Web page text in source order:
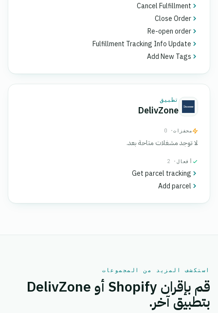
Cancel Fulfillment
Close Order
Re-open order
Fulfillment Tracking Info Update
Add New Tags
تطبيق
DelivZone
محفزات· 0
لا توجد مشغلات متاحة بعد.
أفعال · 2
Get parcel tracking
Add parcel
استكشف المزيد من المجموعات
قم بإقران Shopify أو DelivZone
بتطبيق آخر.